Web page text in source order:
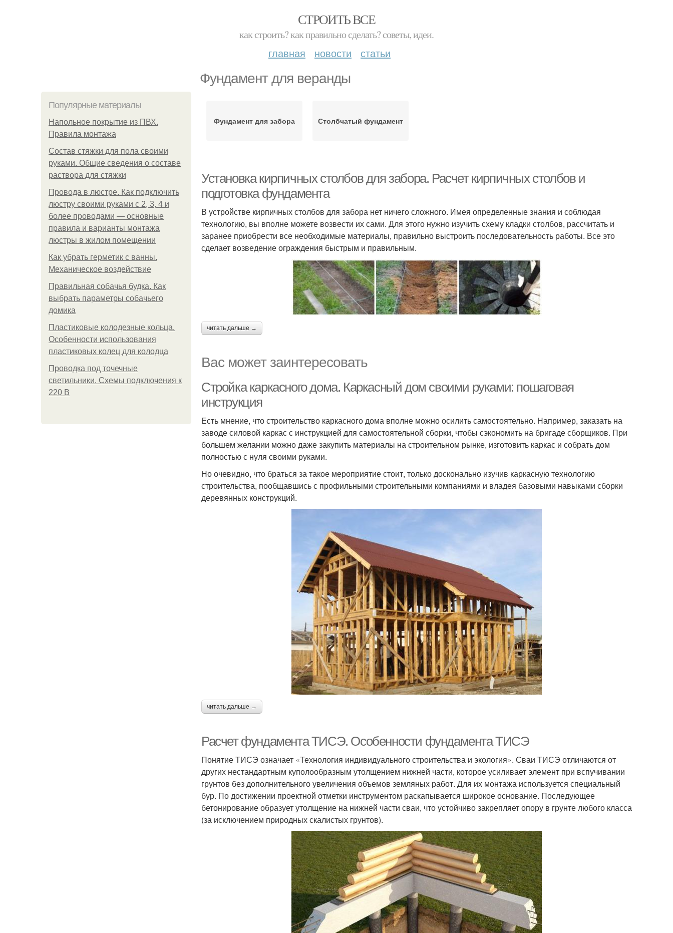
СТРОИТЬ ВСЕ
как строить? как правильно сделать? советы, идеи.
главная новости статьи
Фундамент для веранды
Популярные материалы
Напольное покрытие из ПВХ.
Правила монтажа
Состав стяжки для пола своими
руками. Общие сведения о составе
раствора для стяжки
Провода в люстре. Как подключить
люстру своими руками с 2, 3, 4 и
более проводами — основные
правила и варианты монтажа
люстры в жилом помещении
Как убрать герметик с ванны.
Механическое воздействие
Правильная собачья будка. Как
выбрать параметры собачьего
домика
Пластиковые колодезные кольца.
Особенности использования
пластиковых колец для колодца
Проводка под точечные
светильники. Схемы подключения к
220 В
Фундамент для забора Столбчатый фундамент
Установка кирпичных столбов для забора. Расчет кирпичных столбов и
подготовка фундамента
В устройстве кирпичных столбов для забора нет ничего сложного. Имея определенные знания и соблюдая
технологию, вы вполне можете возвести их сами. Для этого нужно изучить схему кладки столбов, рассчитать и
заранее приобрести все необходимые материалы, правильно выстроить последовательность работы. Все это
сделает возведение ограждения быстрым и правильным.
читать дальше →
Вас может заинтересовать
Стройка каркасного дома. Каркасный дом своими руками: пошаговая
инструкция
Есть мнение, что строительство каркасного дома вполне можно осилить самостоятельно. Например, заказать на
заводе силовой каркас с инструкцией для самостоятельной сборки, чтобы сэкономить на бригаде сборщиков. При
большем желании можно даже закупить материалы на строительном рынке, изготовить каркас и собрать дом
полностью с нуля своими руками.
Но очевидно, что браться за такое мероприятие стоит, только досконально изучив каркасную технологию
строительства, пообщавшись с профильными строительными компаниями и владея базовыми навыками сборки
деревянных конструкций.
читать дальше →
Расчет фундамента ТИСЭ. Особенности фундамента ТИСЭ
Понятие ТИСЭ означает «Технология индивидуального строительства и экология». Сваи ТИСЭ отличаются от
других нестандартным куполообразным утолщением нижней части, которое усиливает элемент при вспучивании
грунтов без дополнительного увеличения объемов земляных работ. Для их монтажа используется специальный
бур. По достижении проектной отметки инструментом раскапывается широкое основание. Последующее
бетонирование образует утолщение на нижней части сваи, что устойчиво закрепляет опору в грунте любого класса
(за исключением природных скалистых грунтов).